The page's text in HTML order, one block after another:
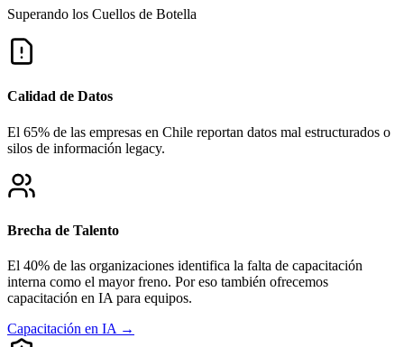
Superando los Cuellos de Botella
Calidad de Datos
El 65% de las empresas en Chile reportan datos mal estructurados o
silos de información legacy.
Brecha de Talento
El 40% de las organizaciones identifica la falta de capacitación
interna como el mayor freno. Por eso también ofrecemos
capacitación en IA para equipos.
Capacitación en IA →